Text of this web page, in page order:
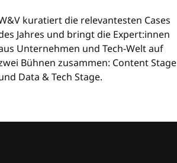
kuratiert die relevantesten Cases
Jahres und bringt die Expert:innen
Unternehmen und Tech-Welt auf
Bühnen zusammen: Content Stage
Data & Tech Stage.